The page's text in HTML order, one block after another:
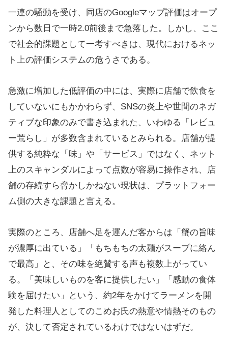
一連の騒動を受け、同店のGoogleマップ評価はオープ
ンから数日で一時2.0前後まで急落した。しかし、ここ
で社会的課題として一考すべきは、現代におけるネッ
ト上の評価システムの危うさである。
急激に増加した低評価の中には、実際に店舗で飲食を
していないにもかかわらず、SNSの炎上や世間のネガ
ティブな印象のみで書き込まれた、いわゆる「レビュ
ー荒らし」が多数含まれているとみられる。店舗が提
供する純粋な「味」や「サービス」ではなく、ネット
上のスキャンダルによって点数が容易に操作され、店
舗の存続すら脅かしかねない現状は、プラットフォー
ム側の大きな課題と言える。
実際のところ、店舗へ足を運んだ客からは「蟹の旨味
が濃厚に出ている」「もちもちの太麺がスープに絡ん
で最高」と、その味を絶賛する声も複数上がってい
る。「美味しいものを客に提供したい」「感動の食体
験を届けたい」という、約2年をかけてラーメンを開
発した料理人としてのこめお氏の熱意や情熱そのもの
が、決して否定されているわけではないはずだ。